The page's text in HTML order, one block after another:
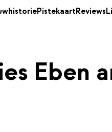
PistekaartReviews
Eben